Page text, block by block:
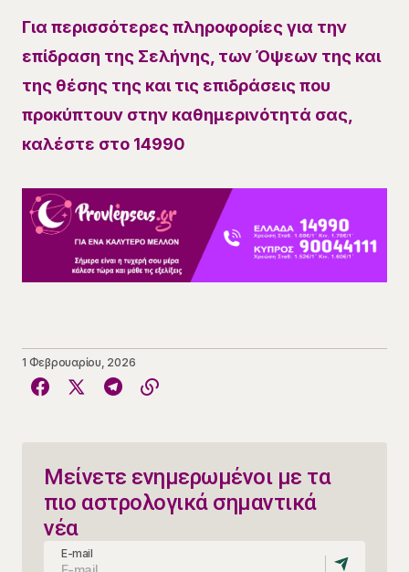
Για περισσότερες πληροφορίες για την
επίδραση της Σελήνης, των Όψεων της και
της θέσης της και τις επιδράσεις που
προκύπτουν στην καθημερινότητά σας,
καλέστε στο 14990
1 Φεβρουαρίου, 2026
Μείνετε ενημερωμένοι με τα
πιο αστρολογικά σημαντικά
νέα
E-mail